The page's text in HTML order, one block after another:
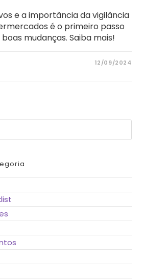
e a importância da vigilância
é o primeiro passo
mudanças. Saiba mais!
12/09/2024